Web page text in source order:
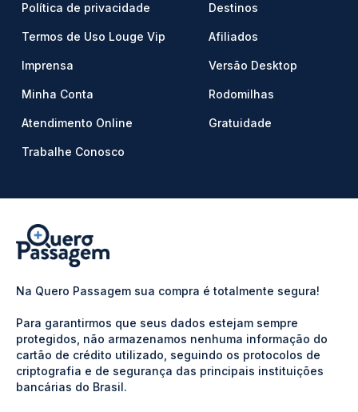
Política de privacidade
Termos de Uso Louge Vip
Imprensa
Minha Conta
Atendimento Online
Trabalhe Conosco
Destinos
Afiliados
Versão Desktop
Rodomilhas
Gratuidade
Na Quero Passagem sua compra é totalmente segura!
Para garantirmos que seus dados estejam sempre
protegidos, não armazenamos nenhuma informação do
cartão de crédito utilizado, seguindo os protocolos de
criptografia e de segurança das principais instituições
bancárias do Brasil.